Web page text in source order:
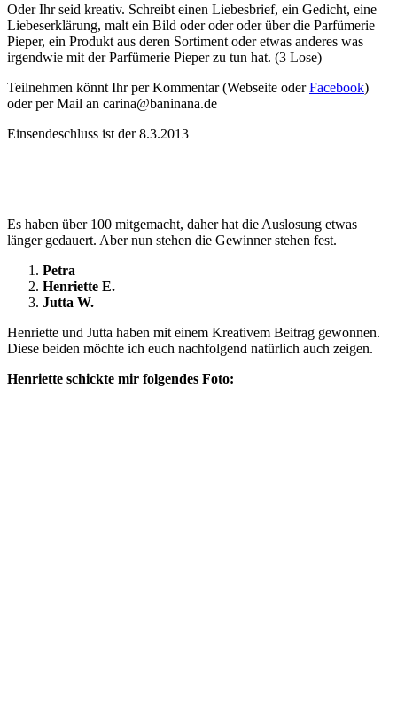
Oder Ihr seid kreativ. Schreibt einen Liebesbrief, ein Gedicht, eine
Liebeserklärung, malt ein Bild oder oder oder über die Parfümerie
Pieper, ein Produkt aus deren Sortiment oder etwas anderes was
irgendwie mit der Parfümerie Pieper zu tun hat. (3 Lose)
Teilnehmen könnt Ihr per Kommentar (Webseite oderFacebook)
oder per Mail an carina@baninana.de
Einsendeschluss ist der 8.3.2013
Es haben über 100 mitgemacht, daher hat die Auslosung etwas
länger gedauert. Aber nun stehen die Gewinner stehen fest.
Petra
Henriette E.
Jutta W.
Henriette und Jutta haben mit einem Kreativem Beitrag gewonnen.
Diese beiden möchte ich euch nachfolgend natürlich auch zeigen.
Henriette schickte mir folgendes Foto: